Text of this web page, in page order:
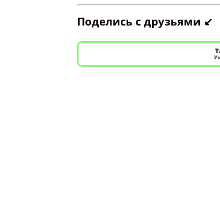
Поделись с друзьями ↙️